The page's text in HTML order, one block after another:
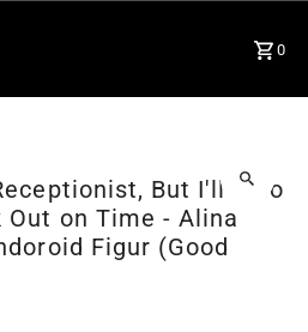
0
But I'll Solo
Out on Time - Alina
Figur (Good